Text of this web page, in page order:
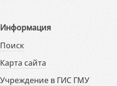
Информация
Поиск
Карта сайта
Учреждение в ГИС ГМУ